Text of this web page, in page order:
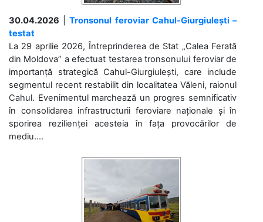
30.04.2026 |Tronsonul feroviar Cahul-Giurgiulești –
testat
La 29 aprilie 2026, Întreprinderea de Stat „Calea Ferată
din Moldova” a efectuat testarea tronsonului feroviar de
importanță strategică Cahul-Giurgiulești, care include
segmentul recent restabilit din localitatea Văleni, raionul
Cahul. Evenimentul marchează un progres semnificativ
în consolidarea infrastructurii feroviare naționale și în
sporirea rezilienței acesteia în fața provocărilor de
mediu....